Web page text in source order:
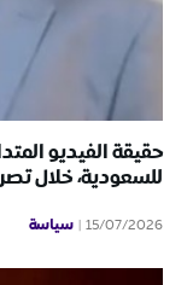
حقيقة الفيديو
للسعودية، خلال
15/07/2026 سياسة